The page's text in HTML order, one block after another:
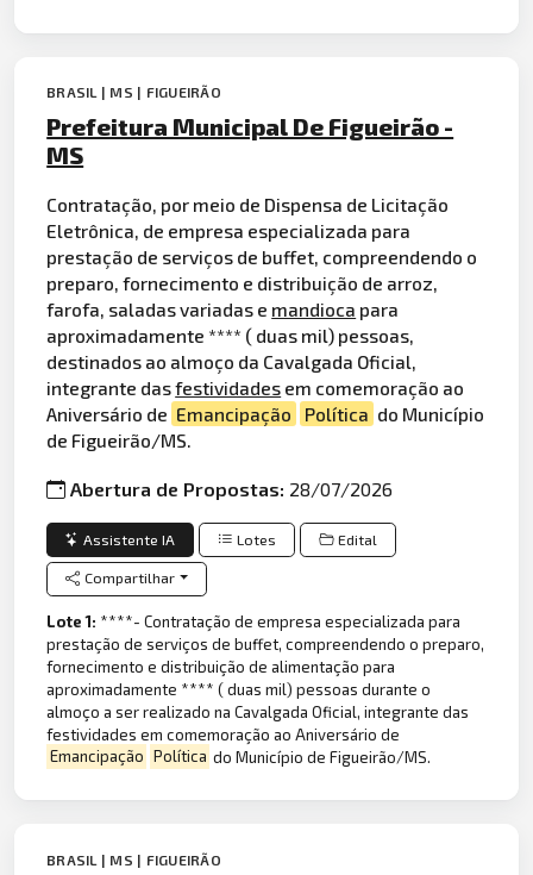
BRASIL | MS | FIGUEIRÃO
Prefeitura Municipal De Figueirão -
MS
Contratação, por meio de Dispensa de Licitação
Eletrônica, de empresa especializada para
prestação de serviços de buffet, compreendendo o
preparo, fornecimento e distribuição de arroz,
farofa, saladas variadas e mandioca para
aproximadamente **** ( duas mil) pessoas,
destinados ao almoço da Cavalgada Oficial,
integrante dasfestividades em comemoração ao
Aniversário de Emancipação Política do Município
de Figueirão/MS.
Abertura de Propostas: 28/07/2026
Assistente IA Lotes Edital
Compartilhar
Lote 1: ****- Contratação de empresa especializada para
prestação de serviços de buffet, compreendendo o preparo,
fornecimento e distribuição de alimentação para
aproximadamente **** ( duas mil) pessoas durante o
almoço a ser realizado na Cavalgada Oficial, integrante das
festividades em comemoração ao Aniversário de
Emancipação
Política do Município de Figueirão/MS.
BRASIL | MS | FIGUEIRÃO